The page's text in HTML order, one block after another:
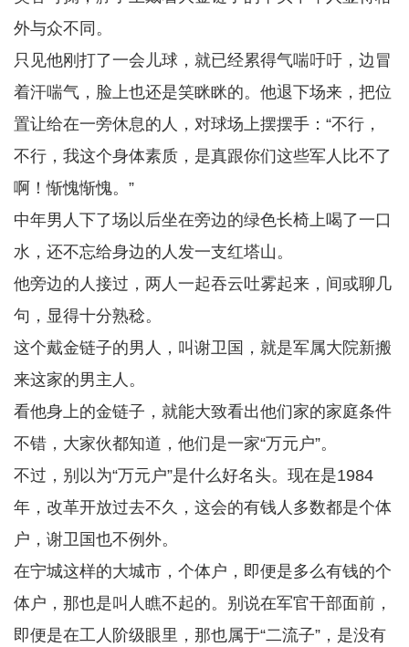
外与众不同。
只见他刚打了一会儿球，就已经累得气喘吁吁，边冒
着汗喘气，脸上也还是笑眯眯的。他退下场来，把位
置让给在一旁休息的人，对球场上摆摆手：“不行，
不行，我这个身体素质，是真跟你们这些军人比不了
啊！惭愧惭愧。”
中年男人下了场以后坐在旁边的绿色长椅上喝了一口
水，还不忘给身边的人发一支红塔山。
他旁边的人接过，两人一起吞云吐雾起来，间或聊几
句，显得十分熟稔。
这个戴金链子的男人，叫谢卫国，就是军属大院新搬
来这家的男主人。
看他身上的金链子，就能大致看出他们家的家庭条件
不错，大家伙都知道，他们是一家“万元户”。
不过，别以为“万元户”是什么好名头。现在是1984
年，改革开放过去不久，这会的有钱人多数都是个体
户，谢卫国也不例外。
在宁城这样的大城市，个体户，即便是多么有钱的个
体户，那也是叫人瞧不起的。别说在军官干部面前，
即便是在工人阶级眼里，那也属于“二流子”，是没有